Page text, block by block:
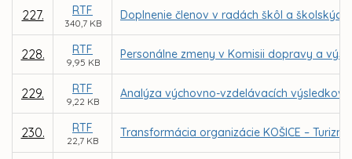
227. RTF
340,7 KB
Doplnenie členov v radách škôl a
228. RTF
9,95 KB
Personálne zmeny v Komisii dopravy a
229. RTF
9,22 KB
Analýza výchovno-vzdelávacích výsledkov,
230. RTF
22,7 KB
Transformácia organizácie KOŠICE –